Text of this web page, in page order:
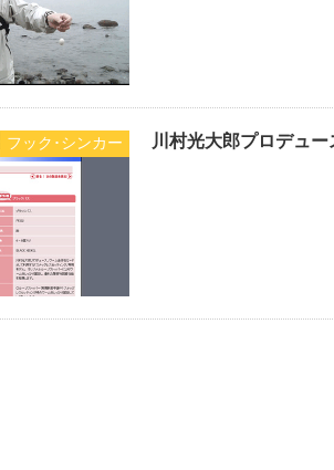
フック･シンカー 川村光大郎プロデュ